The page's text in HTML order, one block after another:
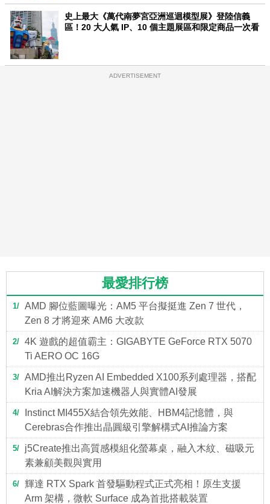
史上最大《萬代南夢宮亞洲巡迴模型展》登陸信義
區！20 大人氣 IP、10 個主題展區和限定商品一次看
ADVERTISEMENT
最愛排行榜
1
AMD 腳位藍圖曝光：AM5 平台擬挺進 Zen 7 世代，
Zen 8 才將迎來 AM6 大改款
2
4K 遊戲的超值霸主：GIGABYTE GeForce RTX 5070
Ti AERO OC 16G
3
AMD推出Ryzen AI Embedded X100系列處理器，搭配
Kria AI解決方案加速機器人與實體AI發展
4
Instinct MI455X結合領先效能、HBM4記憶體，與
Cerebras合作推出晶圓級引擎解構式AI推論方案
5
j5Create推出高質感模組化螢幕桌，融入木紋、磁吸元
素兼顧美觀與實用
6
輝達 RTX Spark 首發驅動程式正式亮相！原生支援
Arm 架構，微軟 Surface 成為首批搭載裝置